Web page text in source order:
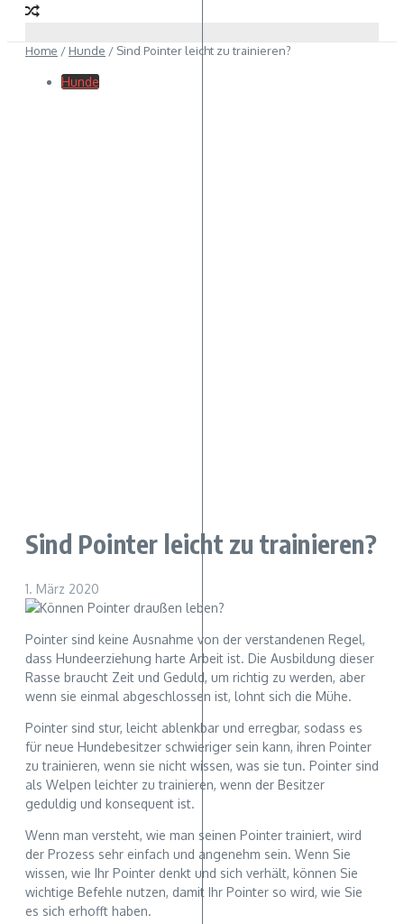
Home / Hunde / Sind Pointer leicht zu trainieren?
Hunde
Sind Pointer leicht zu trainieren?
1. März 2020
Pointer sind keine Ausnahme von der verstandenen Regel,
dass Hundeerziehung harte Arbeit ist. Die Ausbildung dieser
Rasse braucht Zeit und Geduld, um richtig zu werden, aber
wenn sie einmal abgeschlossen ist, lohnt sich die Mühe.
Pointer sind stur, leicht ablenkbar und erregbar, sodass es
für neue Hundebesitzer schwieriger sein kann, ihren Pointer
zu trainieren, wenn sie nicht wissen, was sie tun. Pointer sind
als Welpen leichter zu trainieren, wenn der Besitzer
geduldig und konsequent ist.
Wenn man versteht, wie man seinen Pointer trainiert, wird
der Prozess sehr einfach und angenehm sein. Wenn Sie
wissen, wie Ihr Pointer denkt und sich verhält, können Sie
wichtige Befehle nutzen, damit Ihr Pointer so wird, wie Sie
es sich erhofft haben.